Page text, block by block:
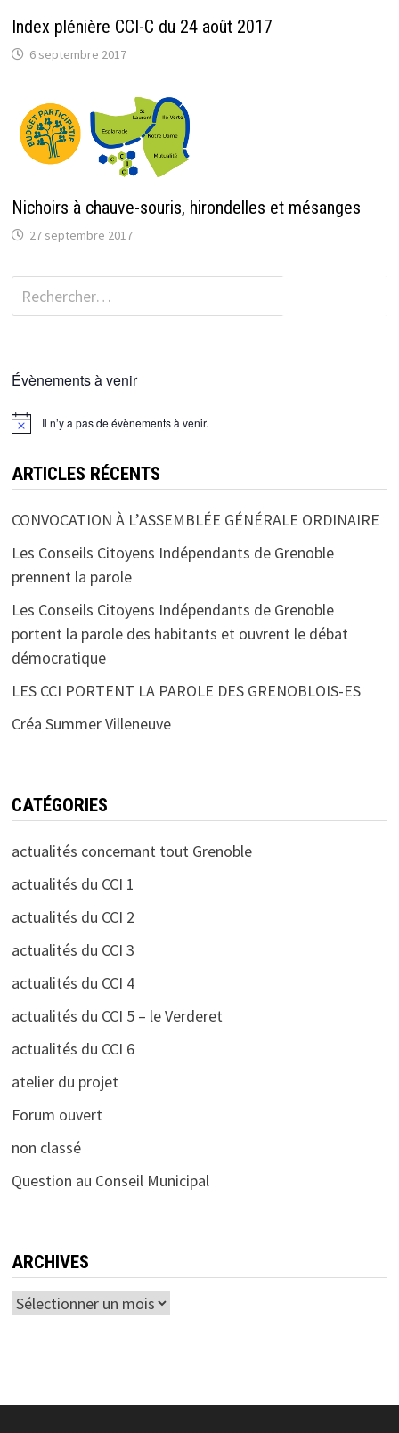
Index plénière CCI-C du 24 août 2017
6 septembre 2017
Nichoirs à chauve-souris, hirondelles et mésanges
27 septembre 2017
Rechercher :
Évènements à venir
Il n’y a pas de évènements à venir.
ARTICLES RÉCENTS
CONVOCATION À L’ASSEMBLÉE GÉNÉRALE ORDINAIRE
Les Conseils Citoyens Indépendants de Grenoble
prennent la parole
Les Conseils Citoyens Indépendants de Grenoble
portent la parole des habitants et ouvrent le débat
démocratique
LES CCI PORTENT LA PAROLE DES GRENOBLOIS-ES
Créa Summer Villeneuve
CATÉGORIES
actualités concernant tout Grenoble
actualités du CCI 1
actualités du CCI 2
actualités du CCI 3
actualités du CCI 4
actualités du CCI 5 – le Verderet
actualités du CCI 6
atelier du projet
Forum ouvert
non classé
Question au Conseil Municipal
ARCHIVES
Archives